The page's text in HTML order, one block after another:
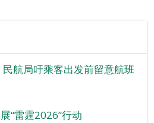
航局吁乘客出发前留意航班
“雷霆2026”行动